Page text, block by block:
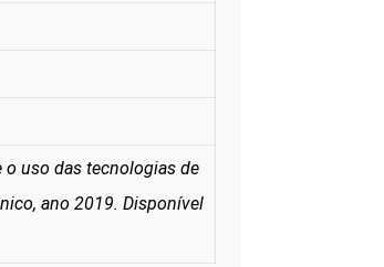
o uso das tecnologias de
ano 2019. Disponível